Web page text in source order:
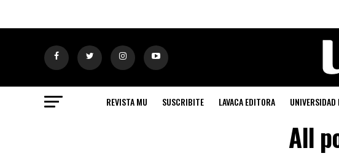
REVISTA MU SUSCRIBITE LAVACA EDITORA UNIVERSIDAD
All